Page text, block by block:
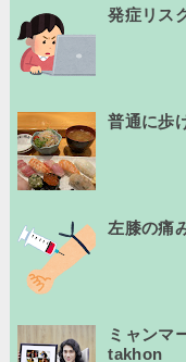
発症リス
普通に歩
左膝の痛
ミャンマ
takhon